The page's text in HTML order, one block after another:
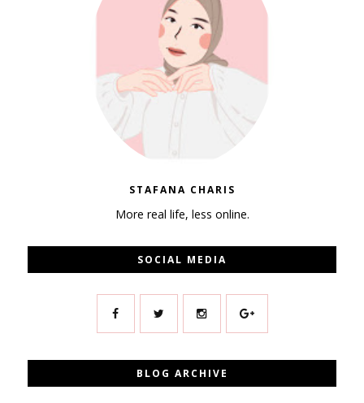
STAFANA CHARIS
More real life, less online.
SOCIAL MEDIA
BLOG ARCHIVE